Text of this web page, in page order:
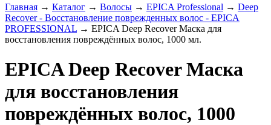
Главная → Каталог → Волосы → EPICA Professional → Deep
Recover - Восстановление поврежденных волос - EPICA
PROFESSIONAL → EPICA Deep Recover Маска для
восстановления повреждённых волос, 1000 мл.
EPICA Deep Recover Маска
для восстановления
повреждённых волос, 1000